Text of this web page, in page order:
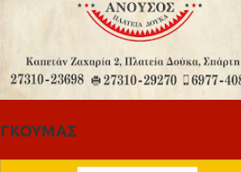
ΓΚΟΥΜΑΣ